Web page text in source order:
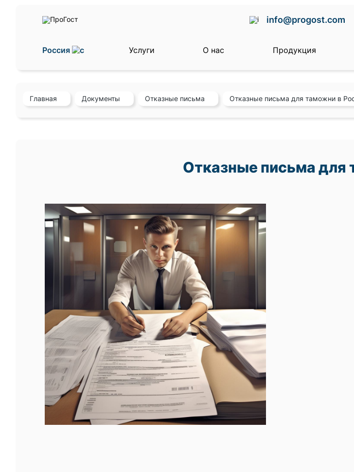
info@progost.com
Россия Услуги О нас Продукция
Главная Документы Отказные письма Отказные письма для таможни в
Отказные письма для